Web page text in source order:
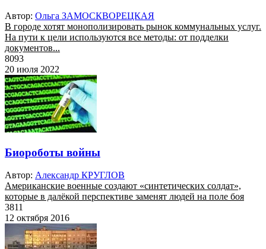
Автор: Ольга ЗАМОСКВОРЕЦКАЯ
В городе хотят монополизировать рынок коммунальных услуг.
На пути к цели используются все методы: от подделки
документов...
8093
20 июля 2022
Биороботы войны
Автор: Александр КРУГЛОВ
Американские военные создают «синтетических солдат»,
которые в далёкой перспективе заменят людей на поле боя
3811
12 октября 2016